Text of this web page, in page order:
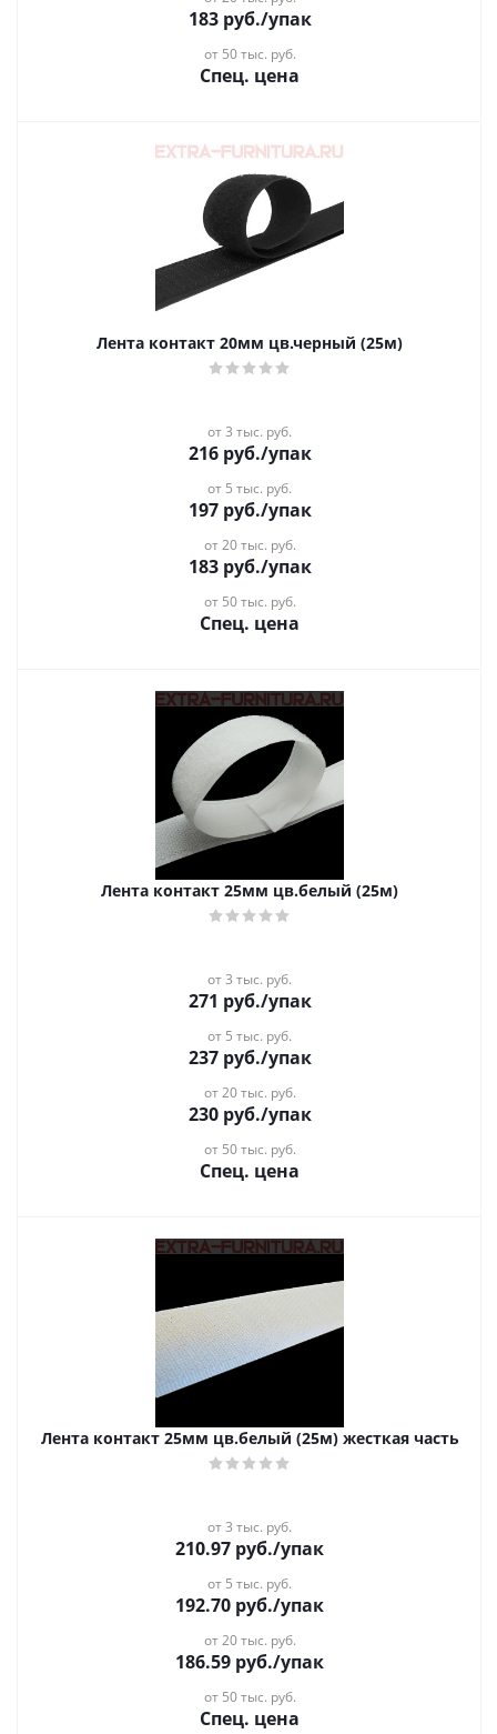
183руб./упак
от 50 тыс. руб.
Спец. цена
Лента контакт 20мм цв.черный (25м)
от 3 тыс. руб.
216руб./упак
от 5 тыс. руб.
197руб./упак
от 20 тыс. руб.
183руб./упак
от 50 тыс. руб.
Спец. цена
Лента контакт 25мм цв.белый (25м)
от 3 тыс. руб.
271 руб./упак
от 5 тыс. руб.
237руб./упак
от 20 тыс. руб.
230руб./упак
от 50 тыс. руб.
Спец. цена
Лента контакт 25мм цв.белый (25м) жесткая часть
от 3 тыс. руб.
210.97 руб./упак
от 5 тыс. руб.
192.70 руб./упак
от 20 тыс. руб.
186.59 руб./упак
от 50 тыс. руб.
Спец. цена